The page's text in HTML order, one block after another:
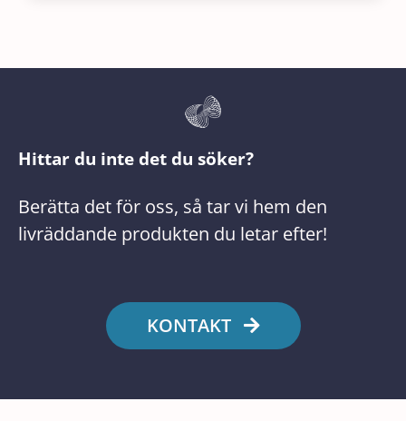
Hittar du inte det du söker?
Berätta det för oss, så tar vi hem den
livräddande produkten du letar efter!
KONTAKT